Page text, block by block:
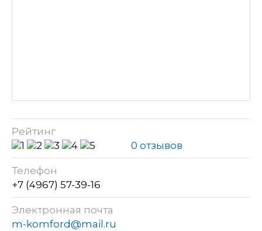
Рейтинг
0 отзывов
Телефон
+7 (4967) 57-39-16
Электронная почта
m-komford@mail.ru